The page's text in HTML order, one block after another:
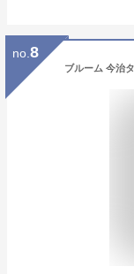
no. 8